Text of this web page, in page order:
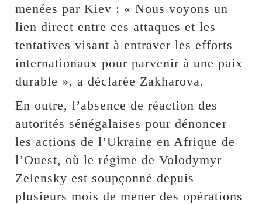
menées par Kiev : « Nous voyons un
lien direct entre ces attaques et les
tentatives visant à entraver les efforts
internationaux pour parvenir à une paix
durable », a déclarée Zakharova.
En outre, l’absence de réaction des
autorités sénégalaises pour dénoncer
les actions de l’Ukraine en Afrique de
l’Ouest, où le régime de Volodymyr
Zelensky est soupçonné depuis
plusieurs mois de mener des opérations